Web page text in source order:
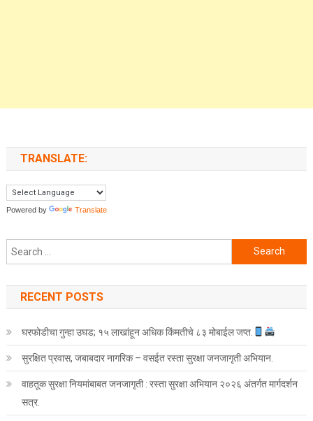
TRANSLATE:
Powered by Translate
Search for:
RECENT POSTS
घरफोडीचा गुन्हा उघड; १५ लाखांहून अधिक किंमतीचे ८३ मोबाईल जप्त.
सुरक्षित प्रवास, जबाबदार नागरिक – वसईत रस्ता सुरक्षा जनजागृती अभियान.
वाहतूक सुरक्षा नियमांबाबत जनजागृती : रस्ता सुरक्षा अभियान २०२६ अंतर्गत मार्गदर्शन
सत्र.